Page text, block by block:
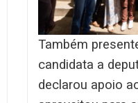
Também
candidata a
declarou apoio